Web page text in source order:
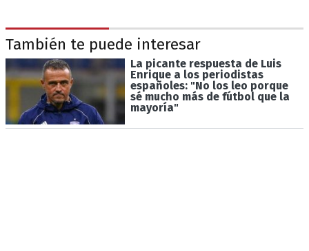
También te puede interesar
La picante respuesta de Luis
Enrique a los periodistas
españoles: "No los leo porque
sé mucho más de fútbol que la
mayoría"